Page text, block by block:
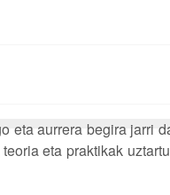
aurrera begira jarri
eta praktikak